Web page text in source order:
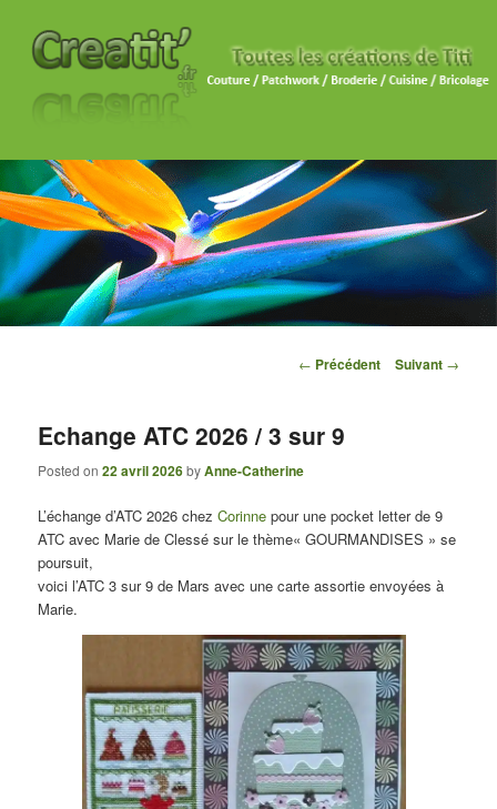
Navigation des articles
← Précédent Suivant →
Echange ATC 2026 / 3 sur 9
Posted on22 avril 2026byAnne-Catherine
L’échange d’ATC 2026 chezCorinne pour une pocket letter de 9
ATC avec Marie de Clessé sur le thème« GOURMANDISES » se
poursuit,
voici l’ATC 3 sur 9 de Mars avec une carte assortie envoyées à
Marie.